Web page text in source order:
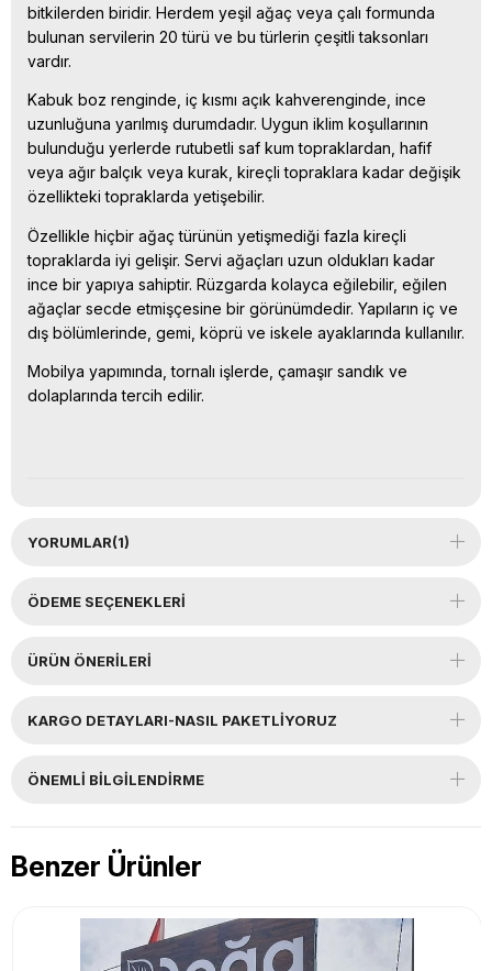
bitkilerden biridir. Herdem yeşil ağaç veya çalı formunda
bulunan servilerin 20 türü ve bu türlerin çeşitli taksonları
vardır.
Kabuk boz renginde, iç kısmı açık kahverenginde, ince
uzunluğuna yarılmış durumdadır. Uygun iklim koşullarının
bulunduğu yerlerde rutubetli saf kum topraklardan, hafif
veya ağır balçık veya kurak, kireçli topraklara kadar değişik
özellikteki topraklarda yetişebilir.
Özellikle hiçbir ağaç türünün yetişmediği fazla kireçli
topraklarda iyi gelişir. Servi ağaçları uzun oldukları kadar
ince bir yapıya sahiptir. Rüzgarda kolayca eğilebilir, eğilen
ağaçlar secde etmişçesine bir görünümdedir. Yapıların iç ve
dış bölümlerinde, gemi, köprü ve iskele ayaklarında kullanılır.
Mobilya yapımında, tornalı işlerde, çamaşır sandık ve
dolaplarında tercih edilir.
YORUMLAR(1)
ÖDEME SEÇENEKLERI
ÜRÜN ÖNERILERI
KARGO DETAYLARI-NASIL PAKETLİYORUZ
ÖNEMLI BILGILENDIRME
Benzer Ürünler